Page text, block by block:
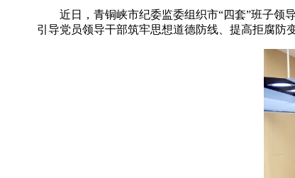
近日，青铜峡市纪委监委组织市“四套”班子领导
引导党员领导干部筑牢思想道德防线、提高拒腐防变